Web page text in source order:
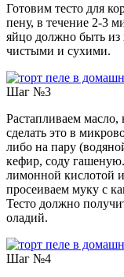
Готовим тесто для
пену, в течение 2-3
яйцо должно быть из
чистыми и сухими.
Шаг №3
Растапливаем
сделать это в
либо на пару
кефир, соду
лимонной кислотой
просеиваем муку с
Тесто должно
оладий.
Шаг №4